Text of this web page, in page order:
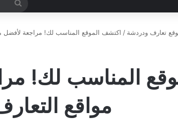
تعارف ودردشة / اكتشف الموقع المناسب لك! مراجعة لأفضل
المناسب لك!
مواقع